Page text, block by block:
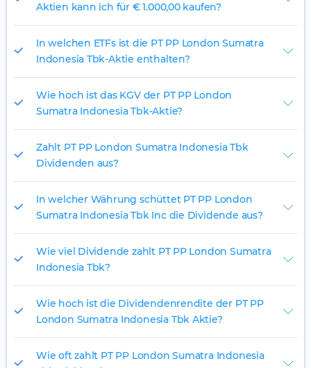
Aktien kann ich für € 1.000,00 kaufen?
In welchen ETFs ist die PT PP London Sumatra
Indonesia Tbk-Aktie enthalten?
Wie hoch ist das KGV der PT PP London
Sumatra Indonesia Tbk-Aktie?
Zahlt PT PP London Sumatra Indonesia Tbk
Dividenden aus?
In welcher Währung schüttet PT PP London
Sumatra Indonesia Tbk Inc die Dividende aus?
Wie viel Dividende zahlt PT PP London Sumatra
Indonesia Tbk?
Wie hoch ist die Dividendenrendite der PT PP
London Sumatra Indonesia Tbk Aktie?
Wie oft zahlt PT PP London Sumatra Indonesia